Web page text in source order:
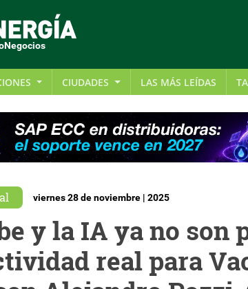
CIUDADES LAS MÁS LEÍDAS
viernes 28 de noviembre | 2025
y la IA ya no son
real para